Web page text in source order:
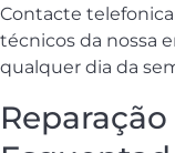
Contacte
técnicos da nossa
qualquer dia da